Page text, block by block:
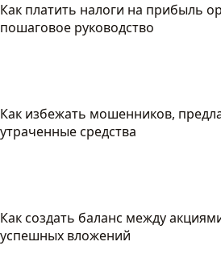
Как платить налоги на прибыль
пошаговое руководство
Как избежать мошенников,
утраченные средства
Как создать баланс между
успешных вложений